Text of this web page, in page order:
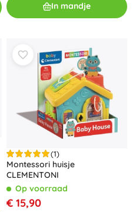
In mandje
(1)
Montessori huisje
CLEMENTONI
Op voorraad
€ 15,90